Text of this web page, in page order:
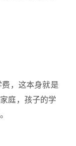
，这本身就是
庭，孩子的学